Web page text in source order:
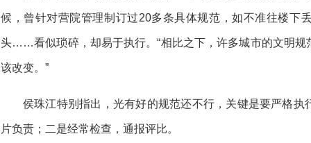
候，曾针对营院管理制订过20多条具体规范，如不准往楼下
头……看似琐碎，却易于执行。“相比之下，许多城市的文明规
该改变。”
侯珠江特别指出，光有好的规范还不行，关键是要严格
片负责；二是经常检查，通报评比。